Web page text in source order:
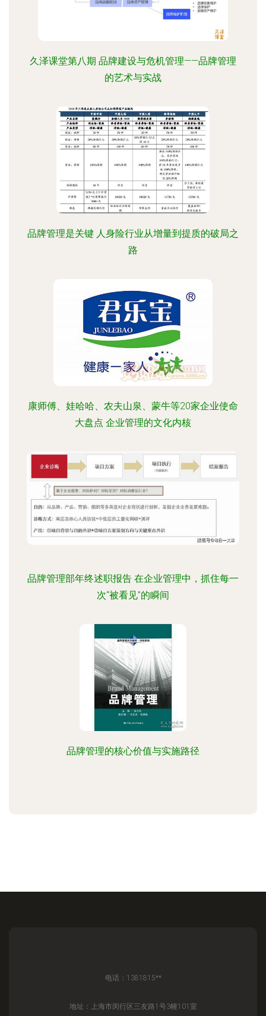
久泽课堂第八期 品牌建设与危机管理——品牌管理
的艺术与实战
品牌管理是关键 人身险行业从增量到提质的破局之
路
康师傅、娃哈哈、农夫山泉、蒙牛等20家企业使命
大盘点 企业管理的文化内核
品牌管理部年终述职报告 在企业管理中，抓住每一
次“被看见”的瞬间
品牌管理的核心价值与实施路径
电话：1381815**
地址：上海市闵行区三友路1号3幢101室